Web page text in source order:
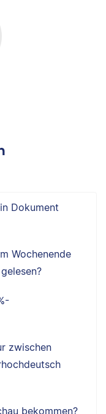
Dokument
Wochenende
zwischen
bekommen?